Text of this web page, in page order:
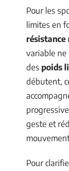
Pour les
limites en
résistance
variable ne
des poids
débutent,
geste et
Pour